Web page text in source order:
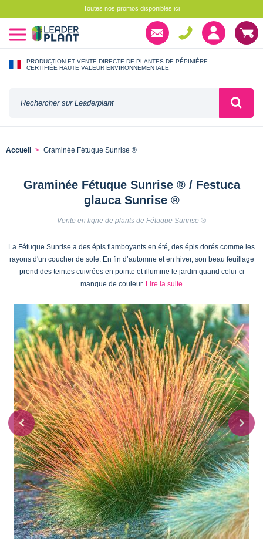
Toutes nos promos disponibles ici
PRODUCTION ET VENTE DIRECTE DE PLANTES DE PÉPINIÈRE
CERTIFIÉE HAUTE VALEUR ENVIRONNEMENTALE
Accueil Graminée Fétuque Sunrise ®
Graminée Fétuque Sunrise ® / Festuca
glauca Sunrise ®
Vente en ligne de plants de Fétuque Sunrise ®
La Fétuque Sunrise a des épis flamboyants en été, des épis dorés comme les
rayons d'un coucher de sole. En fin d’automne et en hiver, son beau feuillage
prend des teintes cuivrées en pointe et illumine le jardin quand celui-ci
manque de couleur. Lire la suite